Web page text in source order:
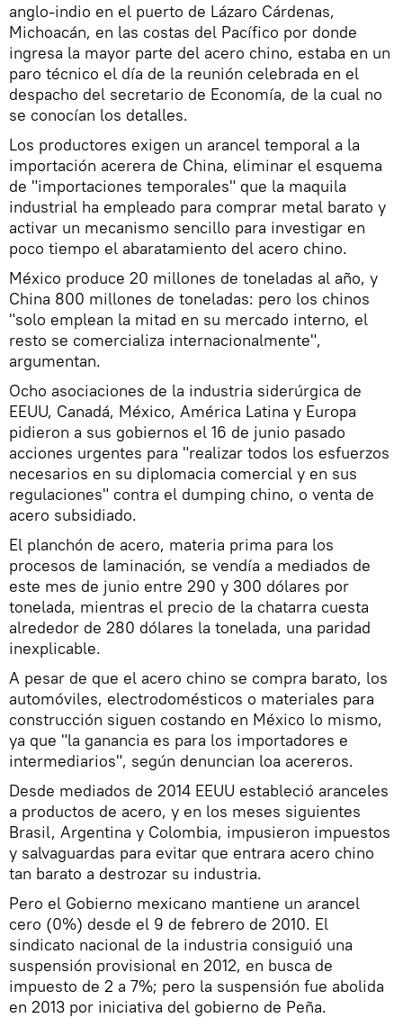
anglo-indio en el puerto de Lázaro Cárdenas,
Michoacán, en las costas del Pacífico por donde
ingresa la mayor parte del acero chino, estaba en un
paro técnico el día de la reunión celebrada en el
despacho del secretario de Economía, de la cual no
se conocían los detalles.
Los productores exigen un arancel temporal a la
importación acerera de China, eliminar el esquema
de "importaciones temporales" que la maquila
industrial ha empleado para comprar metal barato y
activar un mecanismo sencillo para investigar en
poco tiempo el abaratamiento del acero chino.
México produce 20 millones de toneladas al año, y
China 800 millones de toneladas: pero los chinos
"solo emplean la mitad en su mercado interno, el
resto se comercializa internacionalmente",
argumentan.
Ocho asociaciones de la industria siderúrgica de
EEUU, Canadá, México, América Latina y Europa
pidieron a sus gobiernos el 16 de junio pasado
acciones urgentes para "realizar todos los esfuerzos
necesarios en su diplomacia comercial y en sus
regulaciones" contra el dumping chino, o venta de
acero subsidiado.
El planchón de acero, materia prima para los
procesos de laminación, se vendía a mediados de
este mes de junio entre 290 y 300 dólares por
tonelada, mientras el precio de la chatarra cuesta
alrededor de 280 dólares la tonelada, una paridad
inexplicable.
A pesar de que el acero chino se compra barato, los
automóviles, electrodomésticos o materiales para
construcción siguen costando en México lo mismo,
ya que "la ganancia es para los importadores e
intermediarios", según denuncian loa acereros.
Desde mediados de 2014 EEUU estableció aranceles
a productos de acero, y en los meses siguientes
Brasil, Argentina y Colombia, impusieron impuestos
y salvaguardas para evitar que entrara acero chino
tan barato a destrozar su industria.
Pero el Gobierno mexicano mantiene un arancel
cero (0%) desde el 9 de febrero de 2010. El
sindicato nacional de la industria consiguió una
suspensión provisional en 2012, en busca de
impuesto de 2 a 7%; pero la suspensión fue abolida
en 2013 por iniciativa del gobierno de Peña.